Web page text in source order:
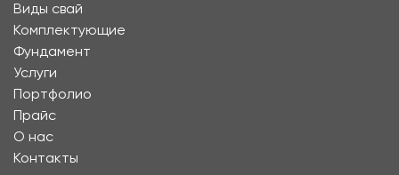
Виды свай
Комплектующие
Фундамент
Услуги
Портфолио
Прайс
О нас
Контакты